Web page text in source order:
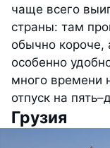
чаще всего
страны: там
обычно короче,
особенно
много времени
отпуск на
Грузия